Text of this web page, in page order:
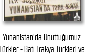
Yunanistan'da Unuttuğumuz
- Batı Trakya Türkleri ve